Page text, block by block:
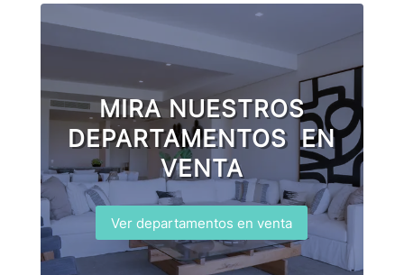
MIRA NUESTROS
DEPARTAMENTOS EN
VENTA
Ver departamentos en venta